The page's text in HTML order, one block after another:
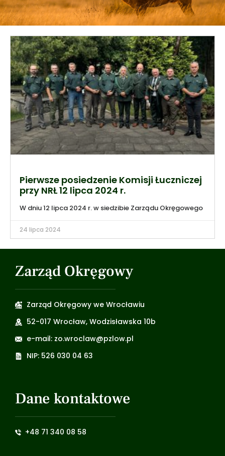
Pierwsze posiedzenie Komisji Łuczniczej
przy NRŁ 12 lipca 2024 r.
W dniu 12 lipca 2024 r. w siedzibie Zarządu Okręgowego
24 lipca 2024
Zarząd Okręgowy
Zarząd Okręgowy we Wrocławiu
52-017 Wrocław, Wodzisławska 10b
e-mail: zo.wroclaw@pzlow.pl
NIP: 526 030 04 63
Dane kontaktowe
+48 71 340 08 58